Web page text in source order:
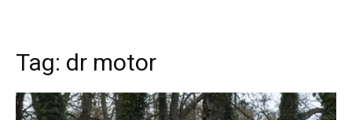
Tag: dr motor